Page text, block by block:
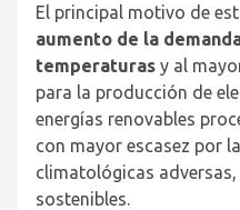
El principal motivo de
aumento de la
temperaturas y al
para la producción de
energías renovables
con mayor escasez por
climatológicas
sostenibles.